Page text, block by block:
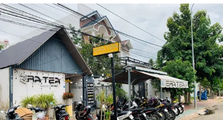
Theo dõi báo trên
Hotline
0906 645 777
Liên hệ quảng cáo
0908 780 404
Đặt báo Quảng cáo RSS Tòa soạn Chính sách bảo
Tổng biên tập: Nguyễn Ngọc Toàn
Phó tổng biên tập: Hải Thành
Ủy viên Ban biên tập - Tổng Thư ký tòa soạn: Trần Việt Hưng